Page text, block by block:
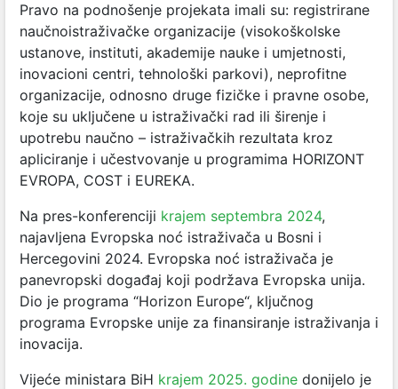
Pravo na podnošenje projekata imali su: registrirane
naučnoistraživačke organizacije (visokoškolske
ustanove, instituti, akademije nauke i umjetnosti,
inovacioni centri, tehnološki parkovi), neprofitne
organizacije, odnosno druge fizičke i pravne osobe,
koje su uključene u istraživački rad ili širenje i
upotrebu naučno – istraživačkih rezultata kroz
apliciranje i učestvovanje u programima HORIZONT
EVROPA, COST i EUREKA.
Na pres-konferenciji krajem septembra 2024,
najavljena Evropska noć istraživača u Bosni i
Hercegovini 2024. Evropska noć istraživača je
panevropski događaj koji podržava Evropska unija.
Dio je programa “Horizon Europe“, ključnog
programa Evropske unije za finansiranje istraživanja i
inovacija.
Vijeće ministara BiH krajem 2025. godine donijelo je